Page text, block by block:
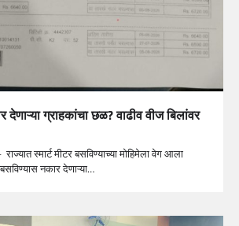
देणाऱ्या ग्राहकांचा छळ? वाढीव वीज बिलांवर
राज्यात स्मार्ट मीटर बसविण्याच्या मोहिमेला वेग आला
नकार देणाऱ्या…